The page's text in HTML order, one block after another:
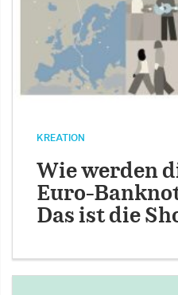
KREATION
Wie werden
Euro-
Das ist die